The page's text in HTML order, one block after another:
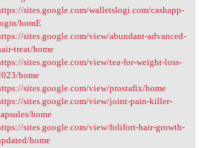
sites.google.com/walletslogi.com/cashapp-
homE
sites.google.com/view/abundant-advanced-
treat/home
sites.google.com/view/tea-for-weight-loss-
home
sites.google.com/view/prostafix/home
sites.google.com/view/joint-pain-killer-
home
sites.google.com/view/folifort-hair-growth-
home